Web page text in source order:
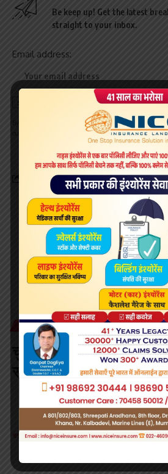
Be keep up! Get the latest
straight to your inbox.
Email address:
By signing up, you agree to ourTerms of Use
and
. You may unsubscribe at any time.
What do you
Love
0
Sad
0 0
Sleepy
0
NATIONAL
चुनावों के बाद मोदी का
सकारात्मक संकेत: पाक
Last updated: August 14, 2018 10:06 pm
Surabhi Saloni